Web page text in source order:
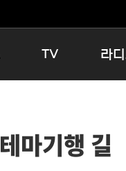
TV
인생내컷
테마기행 길
라
16:00
우리 고
테마기행 길